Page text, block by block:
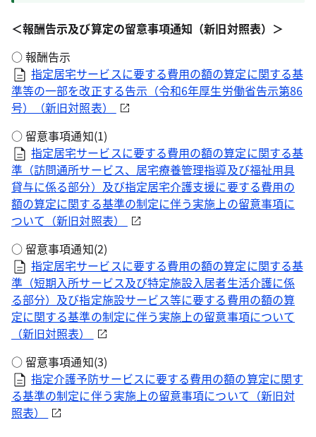
＜報酬告示及び算定の留意事項通知（新旧対照表）＞
○ 報酬告示
指定居宅サービスに要する費用の額の算定に関する基
準等の一部を改正する告示（令和6年厚生労働省告示第86
号）（新旧対照表）
○ 留意事項通知(1)
指定居宅サービスに要する費用の額の算定に関する基
準（訪問通所サービス、居宅療養管理指導及び福祉用具
貸与に係る部分）及び指定居宅介護支援に要する費用の
額の算定に関する基準の制定に伴う実施上の留意事項に
ついて（新旧対照表）
○ 留意事項通知(2)
指定居宅サービスに要する費用の額の算定に関する基
準（短期入所サービス及び特定施設入居者生活介護に係
る部分）及び指定施設サービス等に要する費用の額の算
定に関する基準の制定に伴う実施上の留意事項について
（新旧対照表）
○ 留意事項通知(3)
指定介護予防サービスに要する費用の額の算定に関す
る基準の制定に伴う実施上の留意事項について（新旧対
照表）